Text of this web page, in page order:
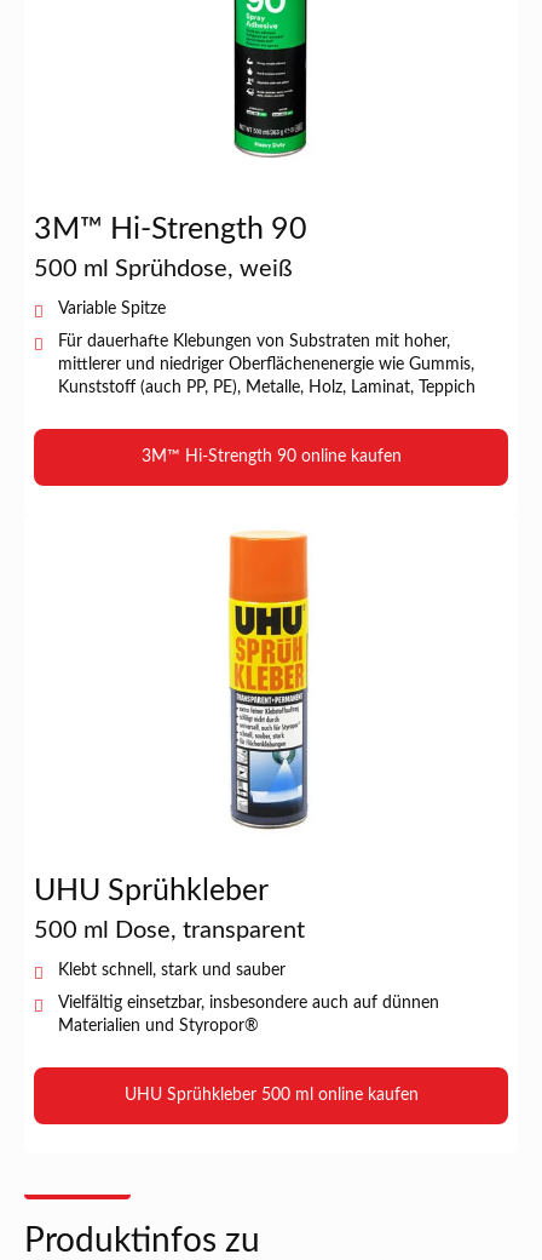
3M™ Hi-Strength 90
500 ml Sprühdose, weiß
Variable Spitze
Für dauerhafte Klebungen von Substraten mit hoher,
mittlerer und niedriger Oberflächenenergie wie Gummis,
Kunststoff (auch PP, PE), Metalle, Holz, Laminat, Teppich
3M™ Hi-Strength 90 online kaufen
UHU Sprühkleber
500 ml Dose, transparent
Klebt schnell, stark und sauber
Vielfältig einsetzbar, insbesondere auch auf dünnen
Materialien und Styropor®
UHU Sprühkleber 500 ml online kaufen
Produktinfos zu